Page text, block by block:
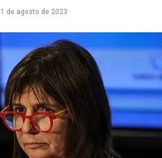
1 de agosto de 2023